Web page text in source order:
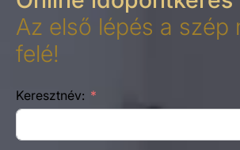
Az első lépés a szép
felé!
Keresztnév: